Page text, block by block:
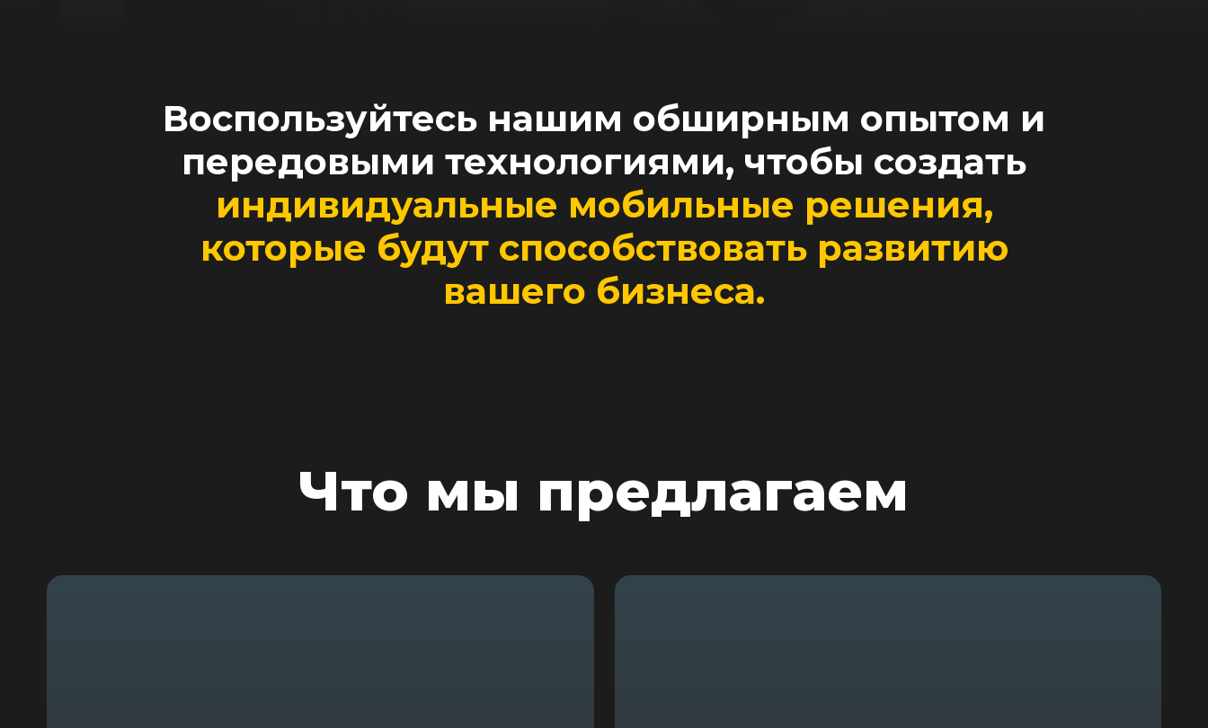
Воспользуйтесь нашим обширным опытом и
передовыми технологиями, чтобы создать
индивидуальные мобильные решения,
которые будут способствовать развитию
вашего бизнеса.
Что мы предлагаем